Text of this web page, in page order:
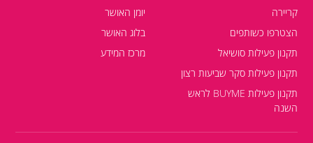
קריירה
הצטרפו כשותפים
תקנון פעילות סושיאל
תקנון פעילות סקר שביעות רצון
תקנון פעילות BUYME לראש
השנה
יומן האושר
בלוג האושר
מרכז המידע